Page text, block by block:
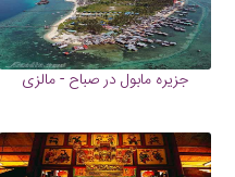
جزیره مابول در صباح - مالزی